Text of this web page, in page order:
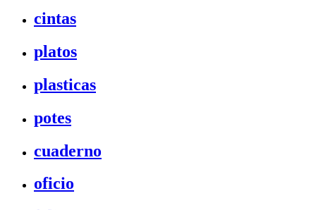
cintas
platos
plasticas
potes
cuaderno
oficio